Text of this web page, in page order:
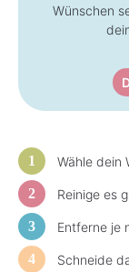
a
Wünschen
Wähle dein
Reinige es
Entferne je
Schneide